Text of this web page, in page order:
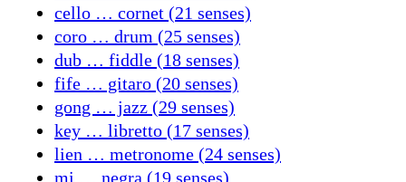
cello … cornet (21 senses)
coro … drum (25 senses)
dub … fiddle (18 senses)
fife … gitaro (20 senses)
gong … jazz (29 senses)
key … libretto (17 senses)
lien … metronome (24 senses)
mi … negra (19 senses)